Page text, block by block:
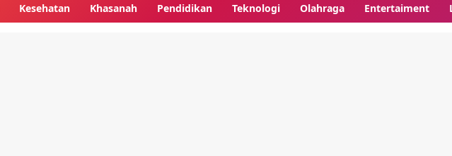
Kesehatan Khasanah Pendidikan Teknologi Olahraga Entertaiment